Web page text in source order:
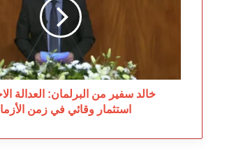
في
زمن
الأزمات
خالد سفير من البرلمان: العدالة
استثمار وقائي في زمن